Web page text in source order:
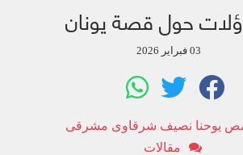
حول قصة يونان
03 فبراير 2026
يوحنا نصيف شرقاوى مشرقى
مقالات